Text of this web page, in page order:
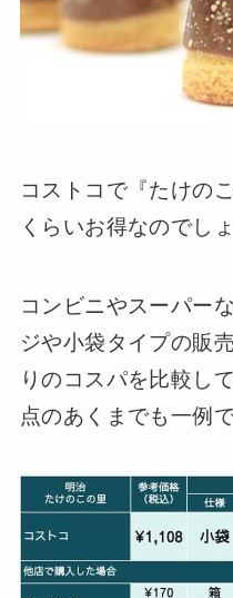
コストコで『たけの
くらいお得なのでし
コンビニやスーパー
ジや小袋タイプの販
りのコスパを比較し
点のあくまでも一例